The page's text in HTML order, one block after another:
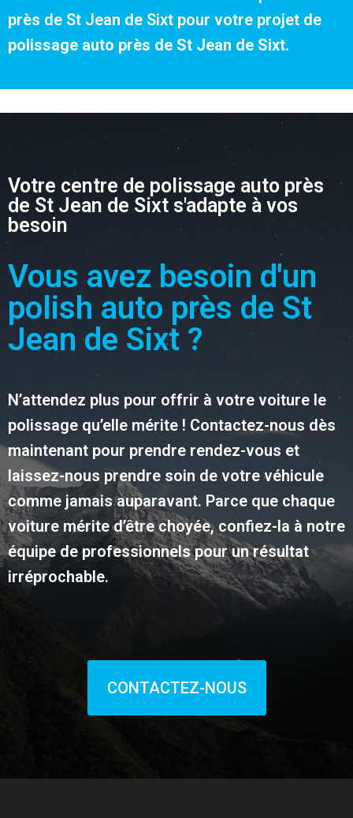
près de St Jean de Sixt pour votre projet de
polissage auto près de St Jean de Sixt.
Votre centre de polissage auto près
de St Jean de Sixt s'adapte à vos
besoin
Vous avez besoin d'un
polish auto près de St
Jean de Sixt ?
N’attendez plus pour offrir à votre voiture le
polissage qu’elle mérite ! Contactez-nous dès
maintenant pour prendre rendez-vous et
laissez-nous prendre soin de votre véhicule
comme jamais auparavant. Parce que chaque
voiture mérite d’être choyée, confiez-la à notre
équipe de professionnels pour un résultat
irréprochable.
CONTACTEZ-NOUS